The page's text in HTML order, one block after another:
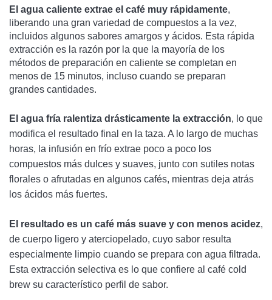
El agua caliente extrae el café muy rápidamente,
liberando una gran variedad de compuestos a la vez,
incluidos algunos sabores amargos y ácidos. Esta rápida
extracción es la razón por la que la mayoría de los
métodos de preparación en caliente se completan en
menos de 15 minutos, incluso cuando se preparan
grandes cantidades.
El agua fría ralentiza drásticamente la extracción, lo que
modifica el resultado final en la taza. A lo largo de muchas
horas, la infusión en frío extrae poco a poco los
compuestos más dulces y suaves, junto con sutiles notas
florales o afrutadas en algunos cafés, mientras deja atrás
los ácidos más fuertes.
El resultado es un café más suave y con menos acidez,
de cuerpo ligero y aterciopelado, cuyo sabor resulta
especialmente limpio cuando se prepara con agua filtrada.
Esta extracción selectiva es lo que confiere al café cold
brew su característico perfil de sabor.